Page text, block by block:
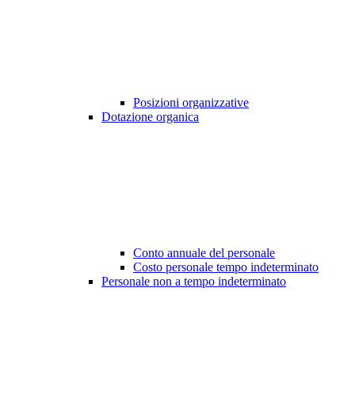
Posizioni organizzative
Dotazione organica
Conto annuale del personale
Costo personale tempo indeterminato
Personale non a tempo indeterminato